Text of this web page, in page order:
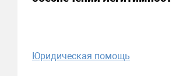
Юридическая помощь